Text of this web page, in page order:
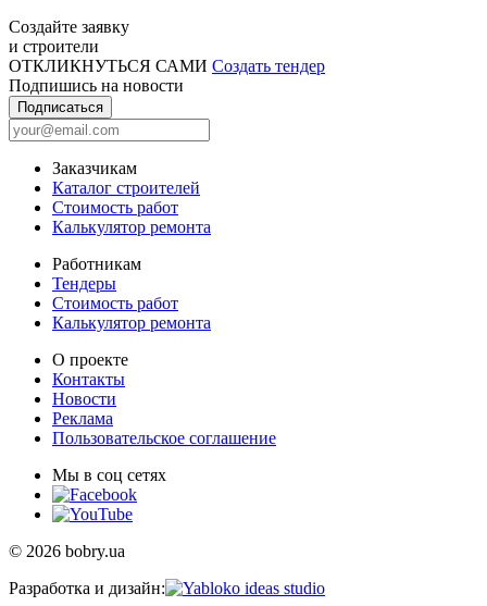
Создайте заявку
и строители
ОТКЛИКНУТЬСЯ САМИ Создать тендер
Подпишись на новости
Подписаться
Заказчикам
Каталог строителей
Стоимость работ
Калькулятор ремонта
Работникам
Тендеры
Стоимость работ
Калькулятор ремонта
О проекте
Контакты
Новости
Реклама
Пользовательское соглашение
Мы в соц сетях
© 2026 bobry.ua
Разработка и дизайн: